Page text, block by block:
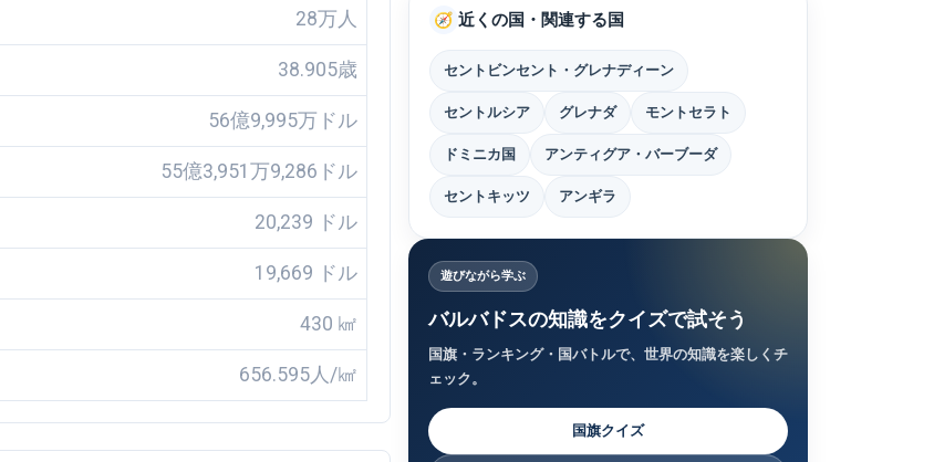
28万人
38.905歳
56億9,995万ドル
55億3,951万9,286ドル
20,239 ドル
19,669 ドル
430 ㎢
656.595人/㎢
🧭 近くの国・関連する国
セントビンセント・グレナディーン
セントルシア グレナダ モントセラト
ドミニカ国 アンティグア・バーブーダ
セントキッツ アンギラ
遊びながら学ぶ
バルバドスの知識をクイズで試そう
国旗・ランキング・国バトルで、世界の知識を楽しくチ
ェック。
国旗クイズ